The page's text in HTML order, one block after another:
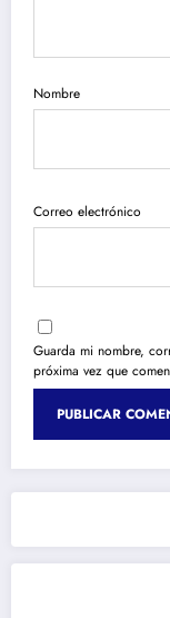
Nombre
Correo electrónico
Guarda mi nombre,
próxima vez que